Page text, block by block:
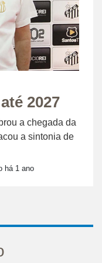
2027
a chegada da
a sintonia de
há 1 ano